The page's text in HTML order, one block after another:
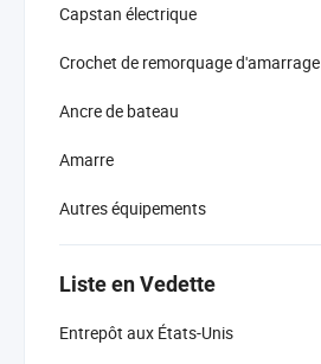
Capstan électrique
Crochet de remorquage d'amarrage
Ancre de bateau
Amarre
Autres équipements
Liste en Vedette
Entrepôt aux États-Unis